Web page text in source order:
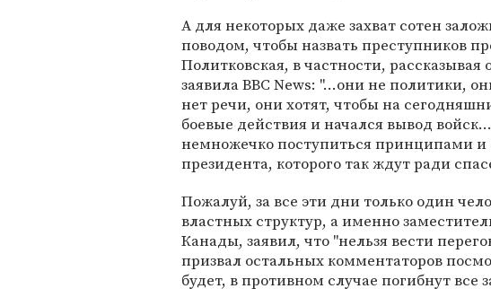
А для некоторых даже захват сотен
поводом, чтобы назвать преступников
Политковская, в частности, рассказывая
заявила BBC News: "...они не политики,
нет речи, они хотят, чтобы на
боевые действия и начался вывод
немножечко поступиться принципами и
президента, которого так ждут ради
Пожалуй, за все эти дни только один
властных структур, а именно
Канады, заявил, что "нельзя вести
призвал остальных комментаторов
будет, в противном случае погибнут все